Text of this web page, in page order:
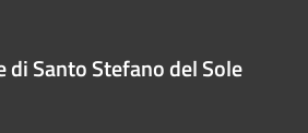
di Santo Stefano del Sole